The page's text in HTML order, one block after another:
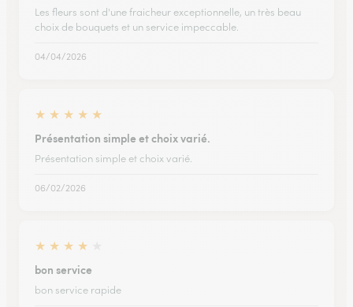
Les fleurs sont d'une fraicheur exceptionnelle, un très beau
choix de bouquets et un service impeccable.
04/04/2026
★ ★ ★ ★ ★
Présentation simple et choix varié.
Présentation simple et choix varié.
06/02/2026
★ ★ ★ ★
bon service
bon service rapide